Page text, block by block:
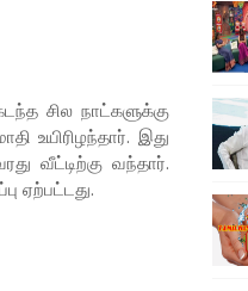
சில நாட்களுக்கு
உயிரிழந்தார். இது
வீட்டிற்கு வந்தார்.
ஏற்பட்டது.